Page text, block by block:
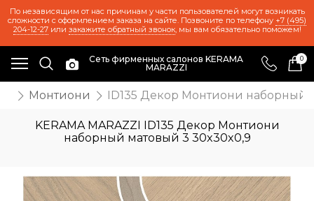
По независящим от нас причинам у части пользователей могут возникать
сложности с оформлением заказа на сайте. Позвоните по телефону +7 (495)
204-12-27или закажите обратный звонок, мы вам обязательно поможем!
Сеть фирменных салонов KERAMA
MARAZZI
0
Монтиони ID135 Декор Монтиони наборный
KERAMA MARAZZI ID135 Декор Монтиони
наборный матовый 3 30x30x0,9